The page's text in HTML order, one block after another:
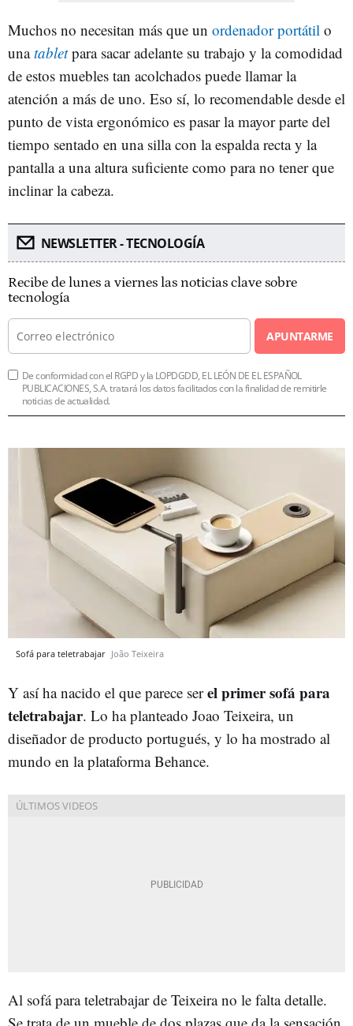
Muchos no necesitan más que un ordenador portátil o
unatabletpara sacar adelante su trabajo y la comodidad
de estos muebles tan acolchados puede llamar la
atención a más de uno. Eso sí, lo recomendable desde el
punto de vista ergonómico es pasar la mayor parte del
tiempo sentado en una silla con la espalda recta y la
pantalla a una altura suficiente como para no tener que
inclinar la cabeza.
NEWSLETTER - TECNOLOGÍA
Recibe de lunes a viernes las noticias clave sobre
tecnología
APUNTARME
De conformidad con el RGPD y la LOPDGDD, EL LEÓN DE EL ESPAÑOL
PUBLICACIONES, S.A. tratará los datos facilitados con la finalidad de remitirle
noticias de actualidad.
Sofá para teletrabajar João Teixeira
Y así ha nacido el que parece serel primer sofá para
teletrabajar. Lo ha planteado Joao Teixeira, un
diseñador de producto portugués, y lo ha mostrado al
mundo en la plataforma Behance.
Al sofá para teletrabajar de Teixeira no le falta detalle.